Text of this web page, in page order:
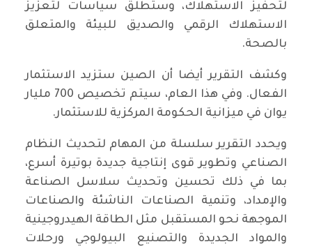
لتحفيز الاستهلاك، وستطلق سياسات لتعزيز
الاستهلاك الرقمي والصديق للبيئة والمتعلق
بالصحة.
وكشف التقرير أيضا أن الصين ستزيد الاستثمار
الفعال. وفي هذا العام، سيتم تخصيص 700 مليار
يوان في ميزانية الحكومة المركزية للاستثمار.
ويحدد التقرير سلسلة من المهام لتحديث النظام
الصناعي وتطوير قوى إنتاجية جديدة بوتيرة أسرع،
بما في ذلك تحسين وتحديث سلاسل الصناعة
والإمداد، وتنمية الصناعات الناشئة والصناعات
الموجهة نحو المستقبل مثل الطاقة الهيدروجينية
والمواد الجديدة والتصنيع البيولوجي ورحلات